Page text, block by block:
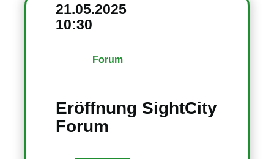
21.05.2025
10:30
Forum
Eröffnung SightCity
Forum